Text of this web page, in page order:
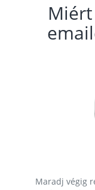
Maradj végig